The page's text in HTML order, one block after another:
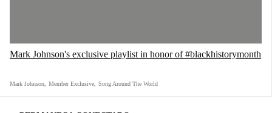
Mark Johnson's exclusive playlist in honor of #blackhistorymonth
Mark Johnson Member Exclusive Song Around The World